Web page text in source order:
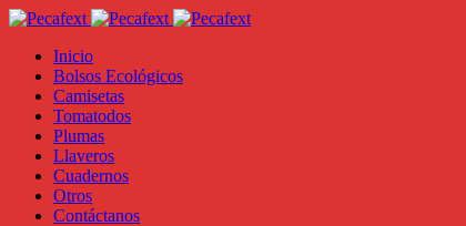
Inicio
Bolsos Ecológicos
Camisetas
Tomatodos
Plumas
Llaveros
Cuadernos
Otros
Contáctanos